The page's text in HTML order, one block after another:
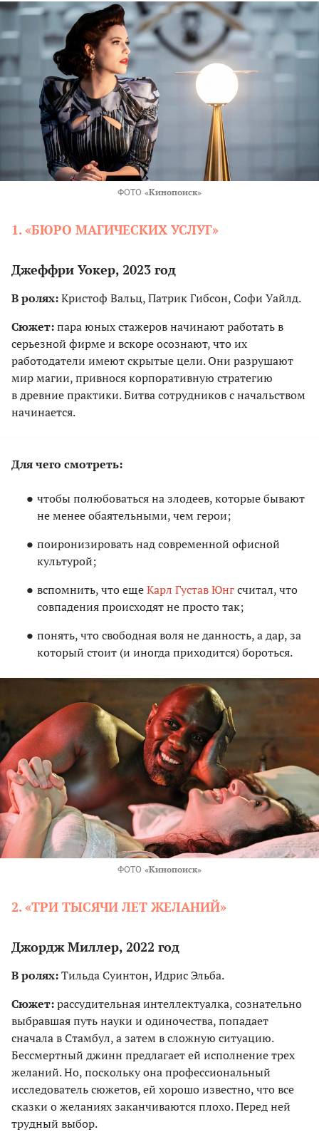
ФОТО «Кинопоиск»
1. «БЮРО МАГИЧЕСКИХ УСЛУГ»
Джеффри Уокер, 2023 год
В ролях:Кристоф Вальц, Патрик Гибсон, Софи Уайлд.
Сюжет:пара юных стажеров начинают работать в
серьезной фирме и вскоре осознают, что их
работодатели имеют скрытые цели. Они разрушают
мир магии, привнося корпоративную стратегию
в древние практики. Битва сотрудников с начальством
начинается.
Для чего смотреть:
чтобы полюбоваться на злодеев, которые бывают
не менее обаятельными, чем герои;
поиронизировать над современной офисной
культурой;
вспомнить, что ещеКарл Густав Юнгсчитал, что
совпадения происходят не просто так;
понять, что свободная воля не данность, а дар, за
который стоит (и иногда приходится) бороться.
ФОТО «Кинопоиск»
2. «ТРИ ТЫСЯЧИ ЛЕТ ЖЕ­ЛАНИЙ»
Джордж Миллер, 2022 год
В ролях:Тильда Суинтон, Идрис Эльба.
Сюжет:рассудительная интеллектуалка, сознательно
выбравшая путь науки и одиночества, попадает
сначала в Стамбул, а затем в сложную ситуацию.
Бессмертный джинн предлагает ей исполнение трех
желаний. Но, поскольку она профессиональный
исследователь сюжетов, ей хорошо известно, что все
сказки о желаниях заканчиваются плохо. Перед ней
трудный выбор.